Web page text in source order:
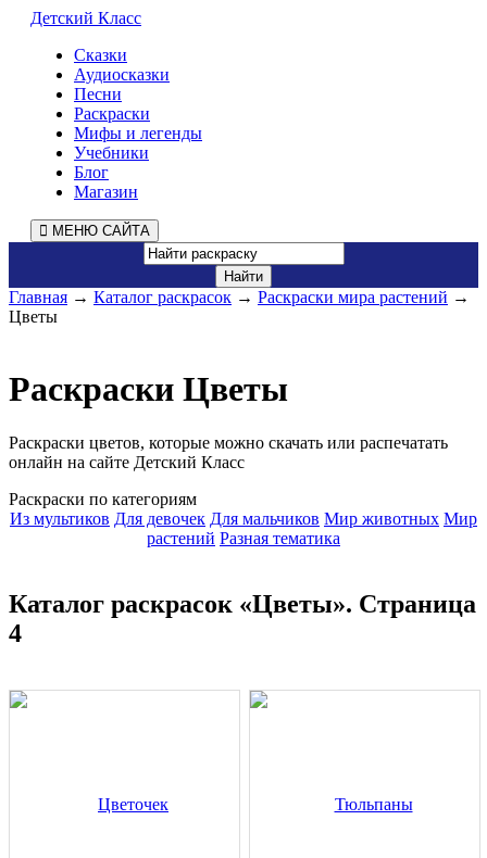
Детский Класс
Сказки
Аудиосказки
Песни
Раскраски
Мифы и легенды
Учебники
Блог
Магазин
МЕНЮ САЙТА
Главная → Каталог раскрасок → Раскраски мира растений →
Цветы
Раскраски Цветы
Раскраски цветов, которые можно скачать или распечатать
онлайн на сайте Детский Класс
Раскраски по категориям
Из мультиков Для девочек Для мальчиков Мир животных Мир
растений Разная тематика
Каталог раскрасок «Цветы». Страница
4